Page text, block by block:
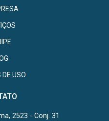
USO
2523 - Conj. 31